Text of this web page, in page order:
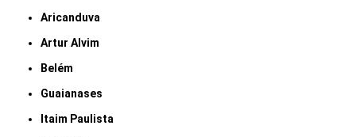
Aricanduva
Artur Alvim
Belém
Guaianases
Itaim Paulista